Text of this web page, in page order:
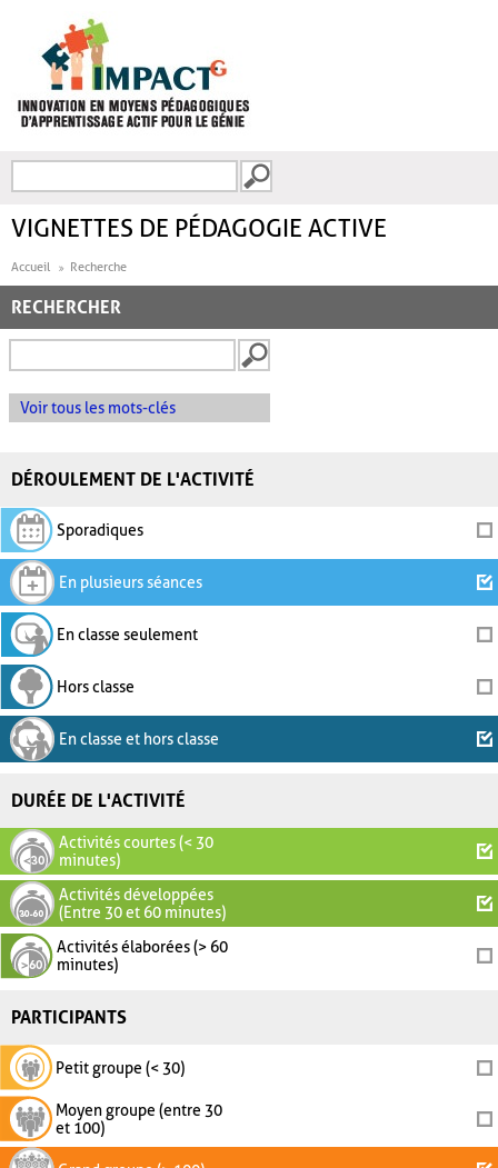
FORMULAIRE DE
VIGNETTES DE PÉDAGOGIE ACTIVE
Accueil Recherche
RECHERCHER
Voir tous les mots-clés
DÉROULEMENT DE L'ACTIVITÉ
Sporadiques
En plusieurs séances
En classe seulement
Hors classe
En classe et hors classe
DURÉE DE L'ACTIVITÉ
Activités courtes (< 30
minutes)
Activités développées
(Entre 30 et 60 minutes)
Activités élaborées (> 60
minutes)
PARTICIPANTS
Petit groupe (< 30)
Moyen groupe (entre 30
et 100)